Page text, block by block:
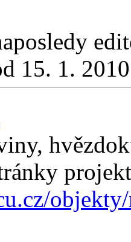
15. 1.